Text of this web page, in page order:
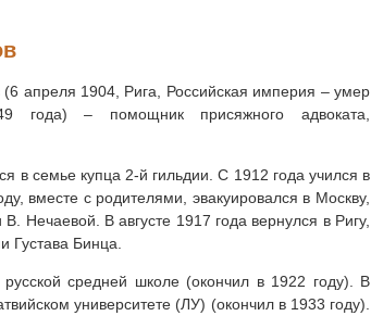
апреля 1904, Рига, Российская империя – умер
года) – помощник присяжного адвоката,
в семье купца 2-й гильдии. С 1912 года учился в
вместе с родителями, эвакуировался в Москву,
Нечаевой. В августе 1917 года вернулся в Ригу,
Густава Бинца.
средней школе (окончил в 1922 году). В
университете (ЛУ) (окончил в 1933 году).